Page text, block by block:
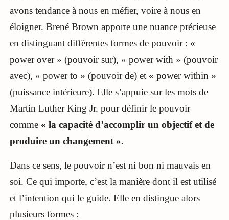
avons tendance à nous en méfier, voire à nous en
éloigner. Brené Brown apporte une nuance précieuse
en distinguant différentes formes de pouvoir : «
power over » (pouvoir sur), « power with » (pouvoir
avec), « power to » (pouvoir de) et « power within »
(puissance intérieure). Elle s’appuie sur les mots de
Martin Luther King Jr. pour définir le pouvoir
comme « la capacité d’accomplir un objectif et de
produire un changement ».
Dans ce sens, le pouvoir n’est ni bon ni mauvais en
soi. Ce qui importe, c’est la manière dont il est utilisé
et l’intention qui le guide. Elle en distingue alors
plusieurs formes :